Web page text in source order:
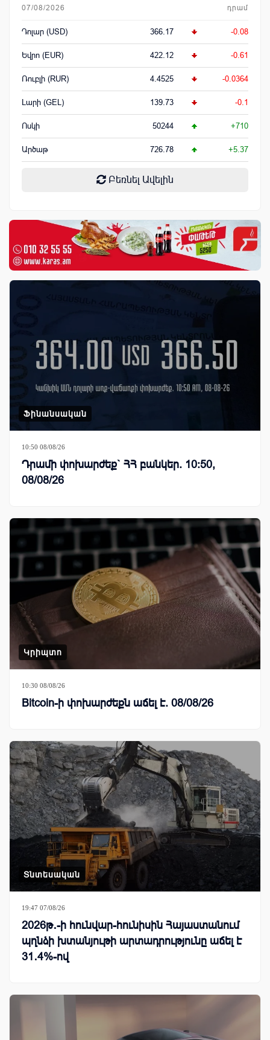
07/08/2026 դրամ
Դոլար (USD) 366.17 -0.08
Եվրո (EUR) 422.12 -0.61
Ռուբլի (RUR) 4.4525 -0.0364
Լարի (GEL) 139.73 -0.1
Ոսկի 50244 +710
Արծաթ 726.78 +5.37
Բեռնել Ավելին
Ֆինանսական
10:50 08/08/26
Դրամի փոխարժեք` ՀՀ բանկեր. 10:50,
08/08/26
Կրիպտո
10:30 08/08/26
Bitcoin-ի փոխարժեքն աճել է. 08/08/26
Տնտեսական
19:47 07/08/26
2026թ․-ի հունվար-հունիսին Հայաստանում
պղնձի խտանյութի արտադրությունը աճել է
31․4%-ով